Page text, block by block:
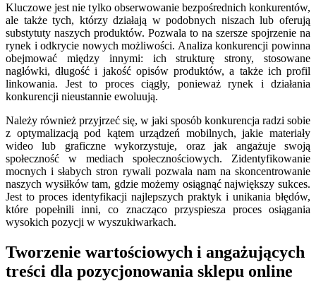
Kluczowe jest nie tylko obserwowanie bezpośrednich konkurentów,
ale także tych, którzy działają w podobnych niszach lub oferują
substytuty naszych produktów. Pozwala to na szersze spojrzenie na
rynek i odkrycie nowych możliwości. Analiza konkurencji powinna
obejmować między innymi: ich strukturę strony, stosowane
nagłówki, długość i jakość opisów produktów, a także ich profil
linkowania. Jest to proces ciągły, ponieważ rynek i działania
konkurencji nieustannie ewoluują.
Należy również przyjrzeć się, w jaki sposób konkurencja radzi sobie
z optymalizacją pod kątem urządzeń mobilnych, jakie materiały
wideo lub graficzne wykorzystuje, oraz jak angażuje swoją
społeczność w mediach społecznościowych. Zidentyfikowanie
mocnych i słabych stron rywali pozwala nam na skoncentrowanie
naszych wysiłków tam, gdzie możemy osiągnąć największy sukces.
Jest to proces identyfikacji najlepszych praktyk i unikania błędów,
które popełnili inni, co znacząco przyspiesza proces osiągania
wysokich pozycji w wyszukiwarkach.
Tworzenie wartościowych i angażujących
treści dla pozycjonowania sklepu online